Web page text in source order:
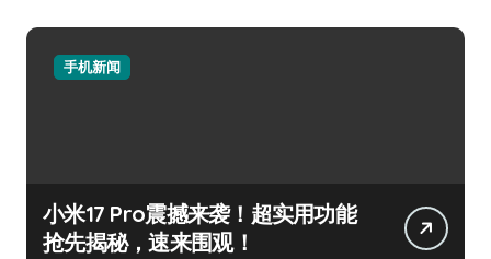
手机新闻
小米17 Pro震撼来袭！超实用功能
抢先揭秘，速来围观！